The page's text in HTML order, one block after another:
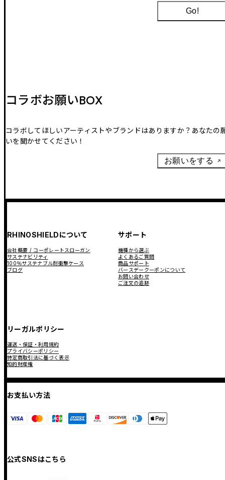
Go!
コラボお願いBOX
コラボしてほしいアーティストやブランドはありますか？あなたの
いを聞かせてください！
お願いをする
RHINOSHIELDについて
会社概要 / コーポレートスローガン
サステナビリティ
100％サステナブル耐衝撃ケース
ブログ
サポート
機種から選ぶ
よくあるご質問
商品サポート
バースデークーポンについて
お問い合わせ
ご注文の追跡
リーガルポリシー
運送・保証・利用規約
プライバシーポリシー
特定商取引法に基づく表示
知的財産権
お支払い方法
公式SNSはこちら